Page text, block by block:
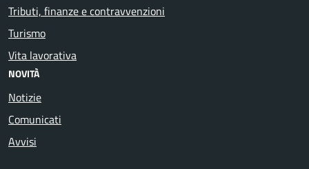
Tributi, finanze e contravvenzioni
Turismo
Vita lavorativa
NOVITÀ
Notizie
Comunicati
Avvisi